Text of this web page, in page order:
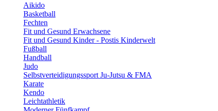
Aikido
Basketball
Fechten
Fit und Gesund Erwachsene
Fit und Gesund Kinder - Postis Kinderwelt
Fußball
Handball
Judo
Selbstverteidigungssport Ju-Jutsu & FMA
Karate
Kendo
Leichtathletik